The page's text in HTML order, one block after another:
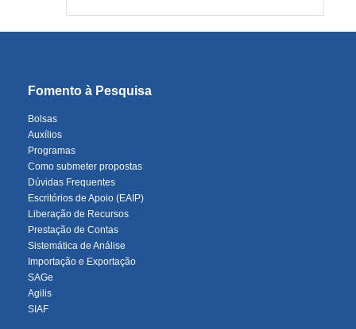
Fomento à Pesquisa
Bolsas
Auxílios
Programas
Como submeter propostas
Dúvidas Frequentes
Escritórios de Apoio (EAIP)
Liberação de Recursos
Prestação de Contas
Sistemática de Análise
Importação e Exportação
SAGe
Agilis
SIAF